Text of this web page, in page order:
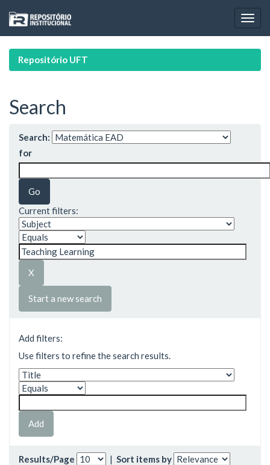
navigation
Repositório UFT
Search
Search:
for
Current filters:
Start a new search
Add filters:
Use filters to refine the search results.
Results/Page | Sort items by